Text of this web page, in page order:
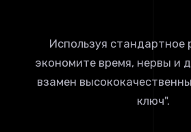
Используя стандартное
экономите время, нервы и
взамен
ключ".